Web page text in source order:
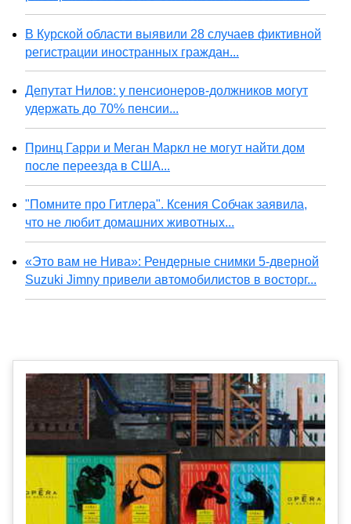
В Курской области выявили 28 случаев фиктивной
регистрации иностранных граждан...
Депутат Нилов: у пенсионеров-должников могут
удержать до 70% пенсии...
Принц Гарри и Меган Маркл не могут найти дом
после переезда в США...
"Помните про Гитлера". Ксения Собчак заявила,
что не любит домашних животных...
«Это вам не Нива»: Рендерные снимки 5-дверной
Suzuki Jimny привели автомобилистов в восторг...